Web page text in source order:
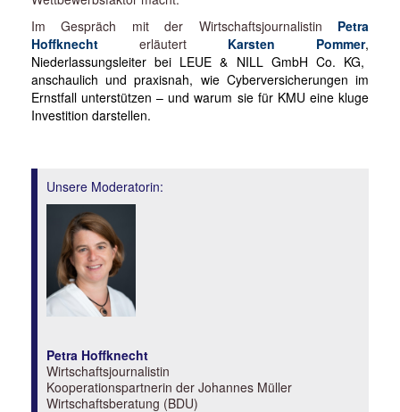
Im Gespräch mit der Wirtschaftsjournalistin Petra
Hoffknecht
erläutert Karsten Pommer,
Niederlassungsleiter bei LEUE & NILL GmbH Co. KG,
anschaulich und praxisnah, wie Cyberversicherungen im
Ernstfall unterstützen – und warum sie für KMU eine kluge
Investition darstellen.
Unsere Moderatorin:
Petra Hoffknecht
Wirtschaftsjournalistin
Kooperationspartnerin der Johannes Müller
Wirtschaftsberatung (BDU)